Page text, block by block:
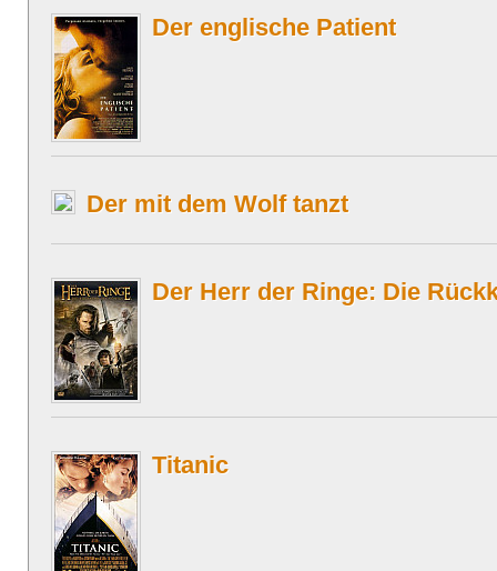
Der englische Patient
Der mit dem Wolf tanzt
Der Herr der Ringe: Die
Titanic